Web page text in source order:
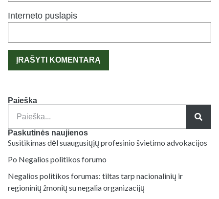
Interneto puslapis
Paieška
Paskutinės naujienos
Susitikimas dėl suaugusiųjų profesinio švietimo advokacijos
Po Negalios politikos forumo
Negalios politikos forumas: tiltas tarp nacionalinių ir
regioninių žmonių su negalia organizacijų